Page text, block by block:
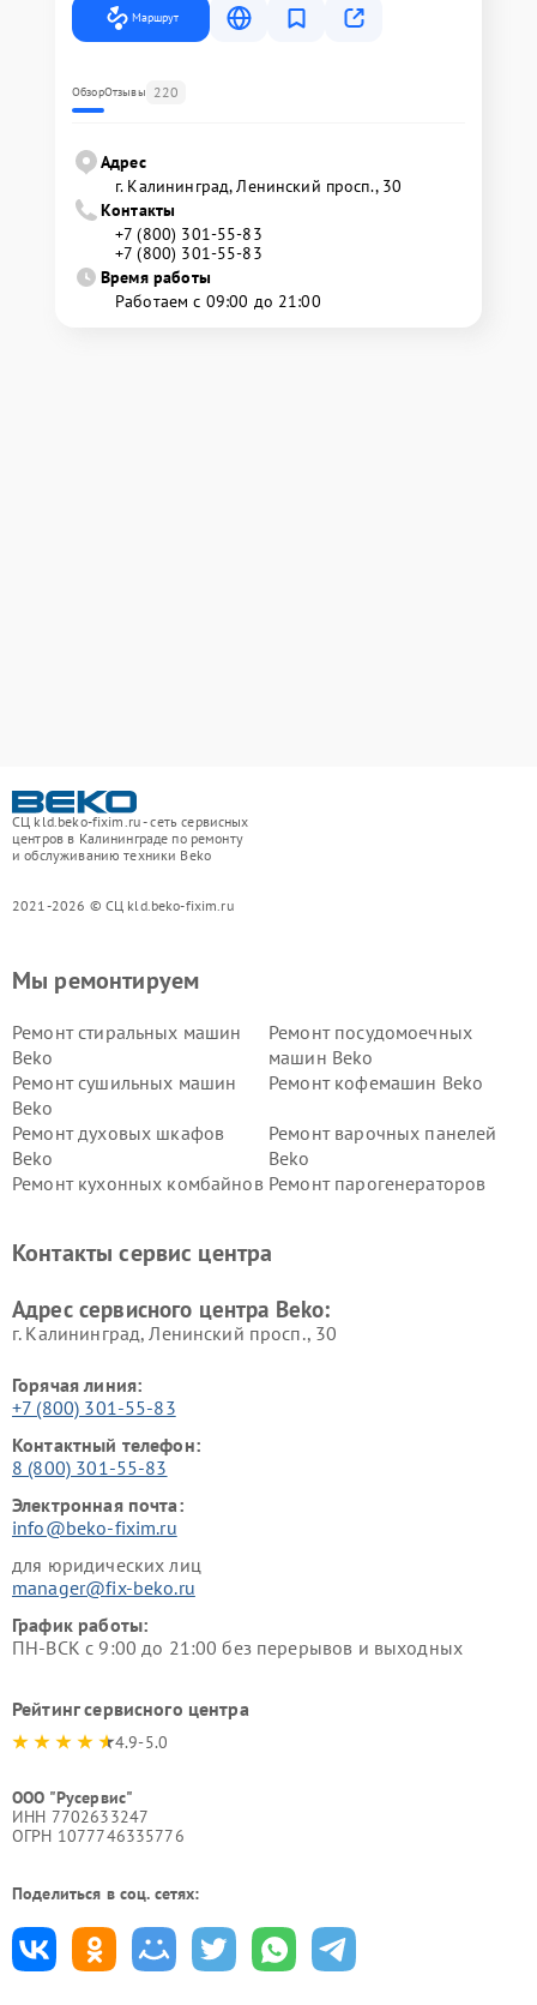
Маршрут
ОбзорОтзывы 220
Адрес
г. Калининград, Ленинский просп., 30
Контакты
+7 (800) 301-55-83
+7 (800) 301-55-83
Время работы
Работаем с 09:00 до 21:00
СЦ kld.beko-fixim.ru - сеть сервисных
центров в Калининграде по ремонту
и обслуживанию техники Beko
2021-2026 © СЦ kld.beko-fixim.ru
Мы ремонтируем
Ремонт стиральных машин
Beko
Ремонт посудомоечных
машин Beko
Ремонт сушильных машин
Beko
Ремонт кофемашин Beko
Ремонт духовых шкафов
Beko
Ремонт варочных панелей
Beko
Ремонт кухонных комбайнов Ремонт парогенераторов
Ремонт холодильников Beko Ремонт морозильных камер
Контакты сервис центра
Адрес сервисного центра Beko:
г. Калининград, Ленинский просп., 30
Горячая линия:
+7 (800) 301-55-83
Контактный телефон:
8 (800) 301-55-83
Электронная почта:
info@beko-fixim.ru
для юридических лиц
manager@fix-beko.ru
График работы:
ПН-ВСК с 9:00 до 21:00 без перерывов и выходных
Рейтинг сервисного центра
4.9-5.0
ООО "Русервис"
ИНН 7702633247
ОГРН 1077746335776
Поделиться в соц. сетях: